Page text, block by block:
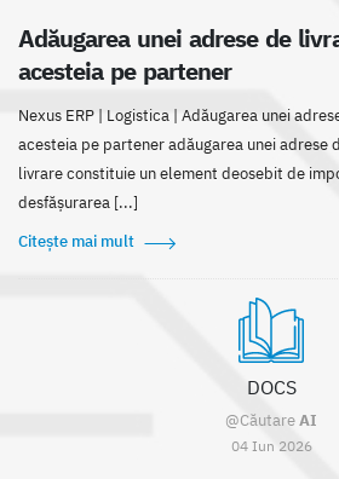
Adăugarea unei adrese de
acesteia pe partener
Nexus ERP | Logistica | Adăugarea unei
acesteia pe partener adăugarea unei adrese
livrare constituie un element deosebit de
desfășurarea [...]
Citește mai mult
DOCS
@CăutareAI
04 Iun 2026